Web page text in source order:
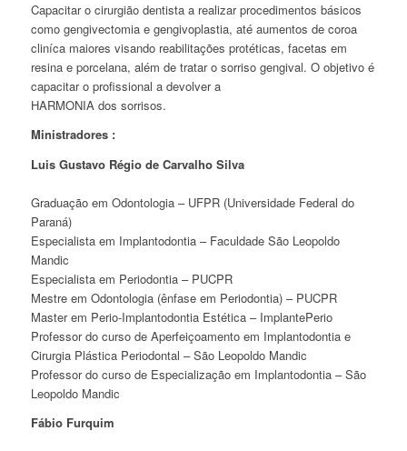
Capacitar o cirurgião dentista a realizar procedimentos básicos
como gengivectomia e gengivoplastia, até aumentos de coroa
cliníca maiores visando reabilitações protéticas, facetas em
resina e porcelana, além de tratar o sorriso gengival. O objetivo é
capacitar o profissional a devolver a
HARMONIA dos sorrisos.
Ministradores :
Luis Gustavo Régio de Carvalho Silva
Graduação em Odontologia – UFPR (Universidade Federal do
Paraná)
Especialista em Implantodontia – Faculdade São Leopoldo
Mandic
Especialista em Periodontia – PUCPR
Mestre em Odontologia (ênfase em Periodontia) – PUCPR
Master em Perio-Implantodontia Estética – ImplantePerio
Professor do curso de Aperfeiçoamento em Implantodontia e
Cirurgia Plástica Periodontal – São Leopoldo Mandic
Professor do curso de Especialização em Implantodontia – São
Leopoldo Mandic
Fábio Furquim